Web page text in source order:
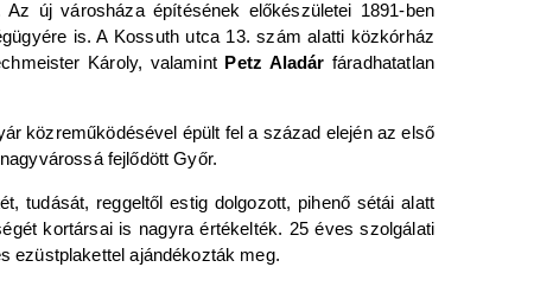
új városháza építésének előkészületei 1891-ben
is. A Kossuth utca 13. szám alatti közkórház
Károly, valamintPetz Aladár fáradhatatlan
közreműködésével épült fel a század elején az első
fejlődött Győr.
tudását, reggeltől estig dolgozott, pihenő sétái alatt
kortársai is nagyra értékelték. 25 éves szolgálati
ezüstplakettel ajándékozták meg.